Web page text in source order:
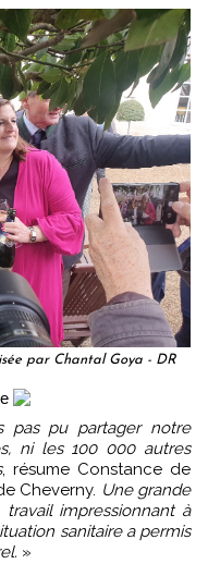
par Chantal Goya - DR
ni les 100 000 autres
, résume Constance de
Cheverny. Une grande
impressionnant à
sanitaire a permis
»